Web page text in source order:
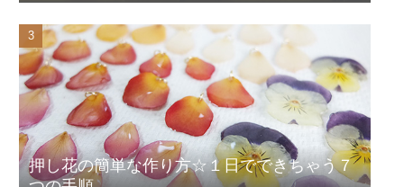
押し花の簡単な作り方☆１日でできちゃう７